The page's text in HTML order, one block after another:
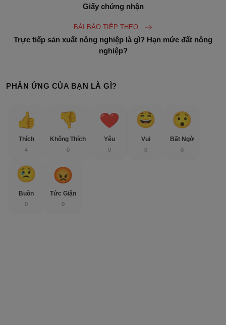
Giấy chứng nhận
BÀI BÁO TIÊP THEO
Trực tiếp sản xuất nông nghiệp là gì? Hạn mức đất nông
nghiệp?
PHẢN ỨNG CỦA BẠN LÀ GÌ?
Thích
4
Không Thích
0
Yêu
0
Vui
0
Bất Ngờ
0
Buồn
0
Tức Giận
0